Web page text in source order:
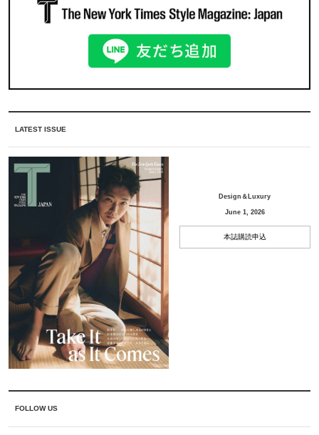
LATEST ISSUE
Design＆Luxury
June 1, 2026
本誌購読申込
FOLLOW US